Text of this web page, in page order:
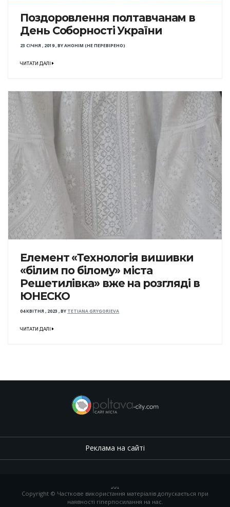
Поздоровлення полтавчанам в
День Соборності України
23 СІЧНЯ , 2019,BYАНОНІМ (НЕ ПЕРЕВІРЕНО)
ЧИТАТИ ДАЛІ
Елемент «Технологія вишивки
«білим по білому» міста
Решетилівка» вже на розгляді в
ЮНЕСКО
04 КВІТНЯ , 2023 ,BY TETIANA GRYGORIEVA
ЧИТАТИ ДАЛІ
Реклама на сайті
.,.,.
Copyright © Часткове використання матеріалів допускається при
наявності гіперпосилання на нас.